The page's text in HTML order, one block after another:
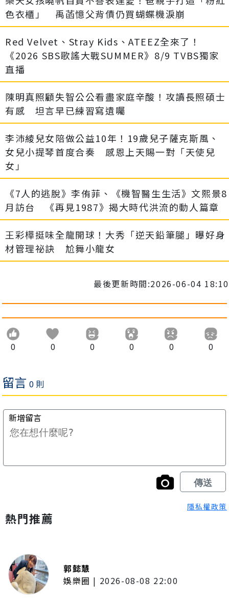
色衣櫃」 禹菡憶父背債仍買蝴蝶機淚崩
Red Velvet、Stray Kids、ATEEZ全來了！
《2026 SBS歌謠大戰SUMMER》8/9 TVBS獨家
直播
陳明真照顧失智公公看盡家庭辛酸！攻讀長照碩士
有感 坦言早已練習寫遺囑
李沛綾兒女陪做公益10年！19歲兒子薩克斯風、
女兒小提琴首度合奏 感恩上天賜一對「天使兒
女」
《7人的逃脫》李侑菲、《機智醫生生活》文熙景8
月訪台 《再見1987》揭大時代洪流的動人篇章
王彩樺挺味全龍開球！大秀「逆天鉛筆腿」曝好身
材管理祕訣 尬舞小龍女
最後更新時間:2026-06-04 18:10
0 0 0 0 0 0
隱私權政策
熱門推薦
郭懿慧
娛樂圈 | 2026-08-08 22:00